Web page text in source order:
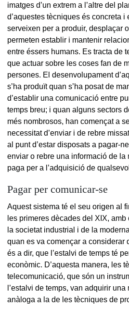
imatges d’un extrem a l’altre del
d’aquestes tècniques és concreta i
serveixen per a produir, desplaçar
permeten establir i mantenir
entre éssers humans. Es tracta de
que actuar sobre les coses fan de
persones. El desenvolupament
s’ha produït quan s’ha posat de
d’establir una comunicació entre
temps breu; i quan alguns sectors
més nombrosos, han començat a
necessitat d’enviar i de rebre
al punt d’estar disposats a pagar-
enviar o rebre una informació de la
paga per a l’adquisició de
Pagar per comunicar-se
Aquest sistema té el seu origen al
les primeres dècades del XIX,
la societat industrial i de la
quan es va començar a considerar
és a dir, que l’estalvi de temps té
econòmic. D’aquesta manera, les
telecomunicació, que són un
l’estalvi de temps, van adquirir
anàloga a la de les tècniques de